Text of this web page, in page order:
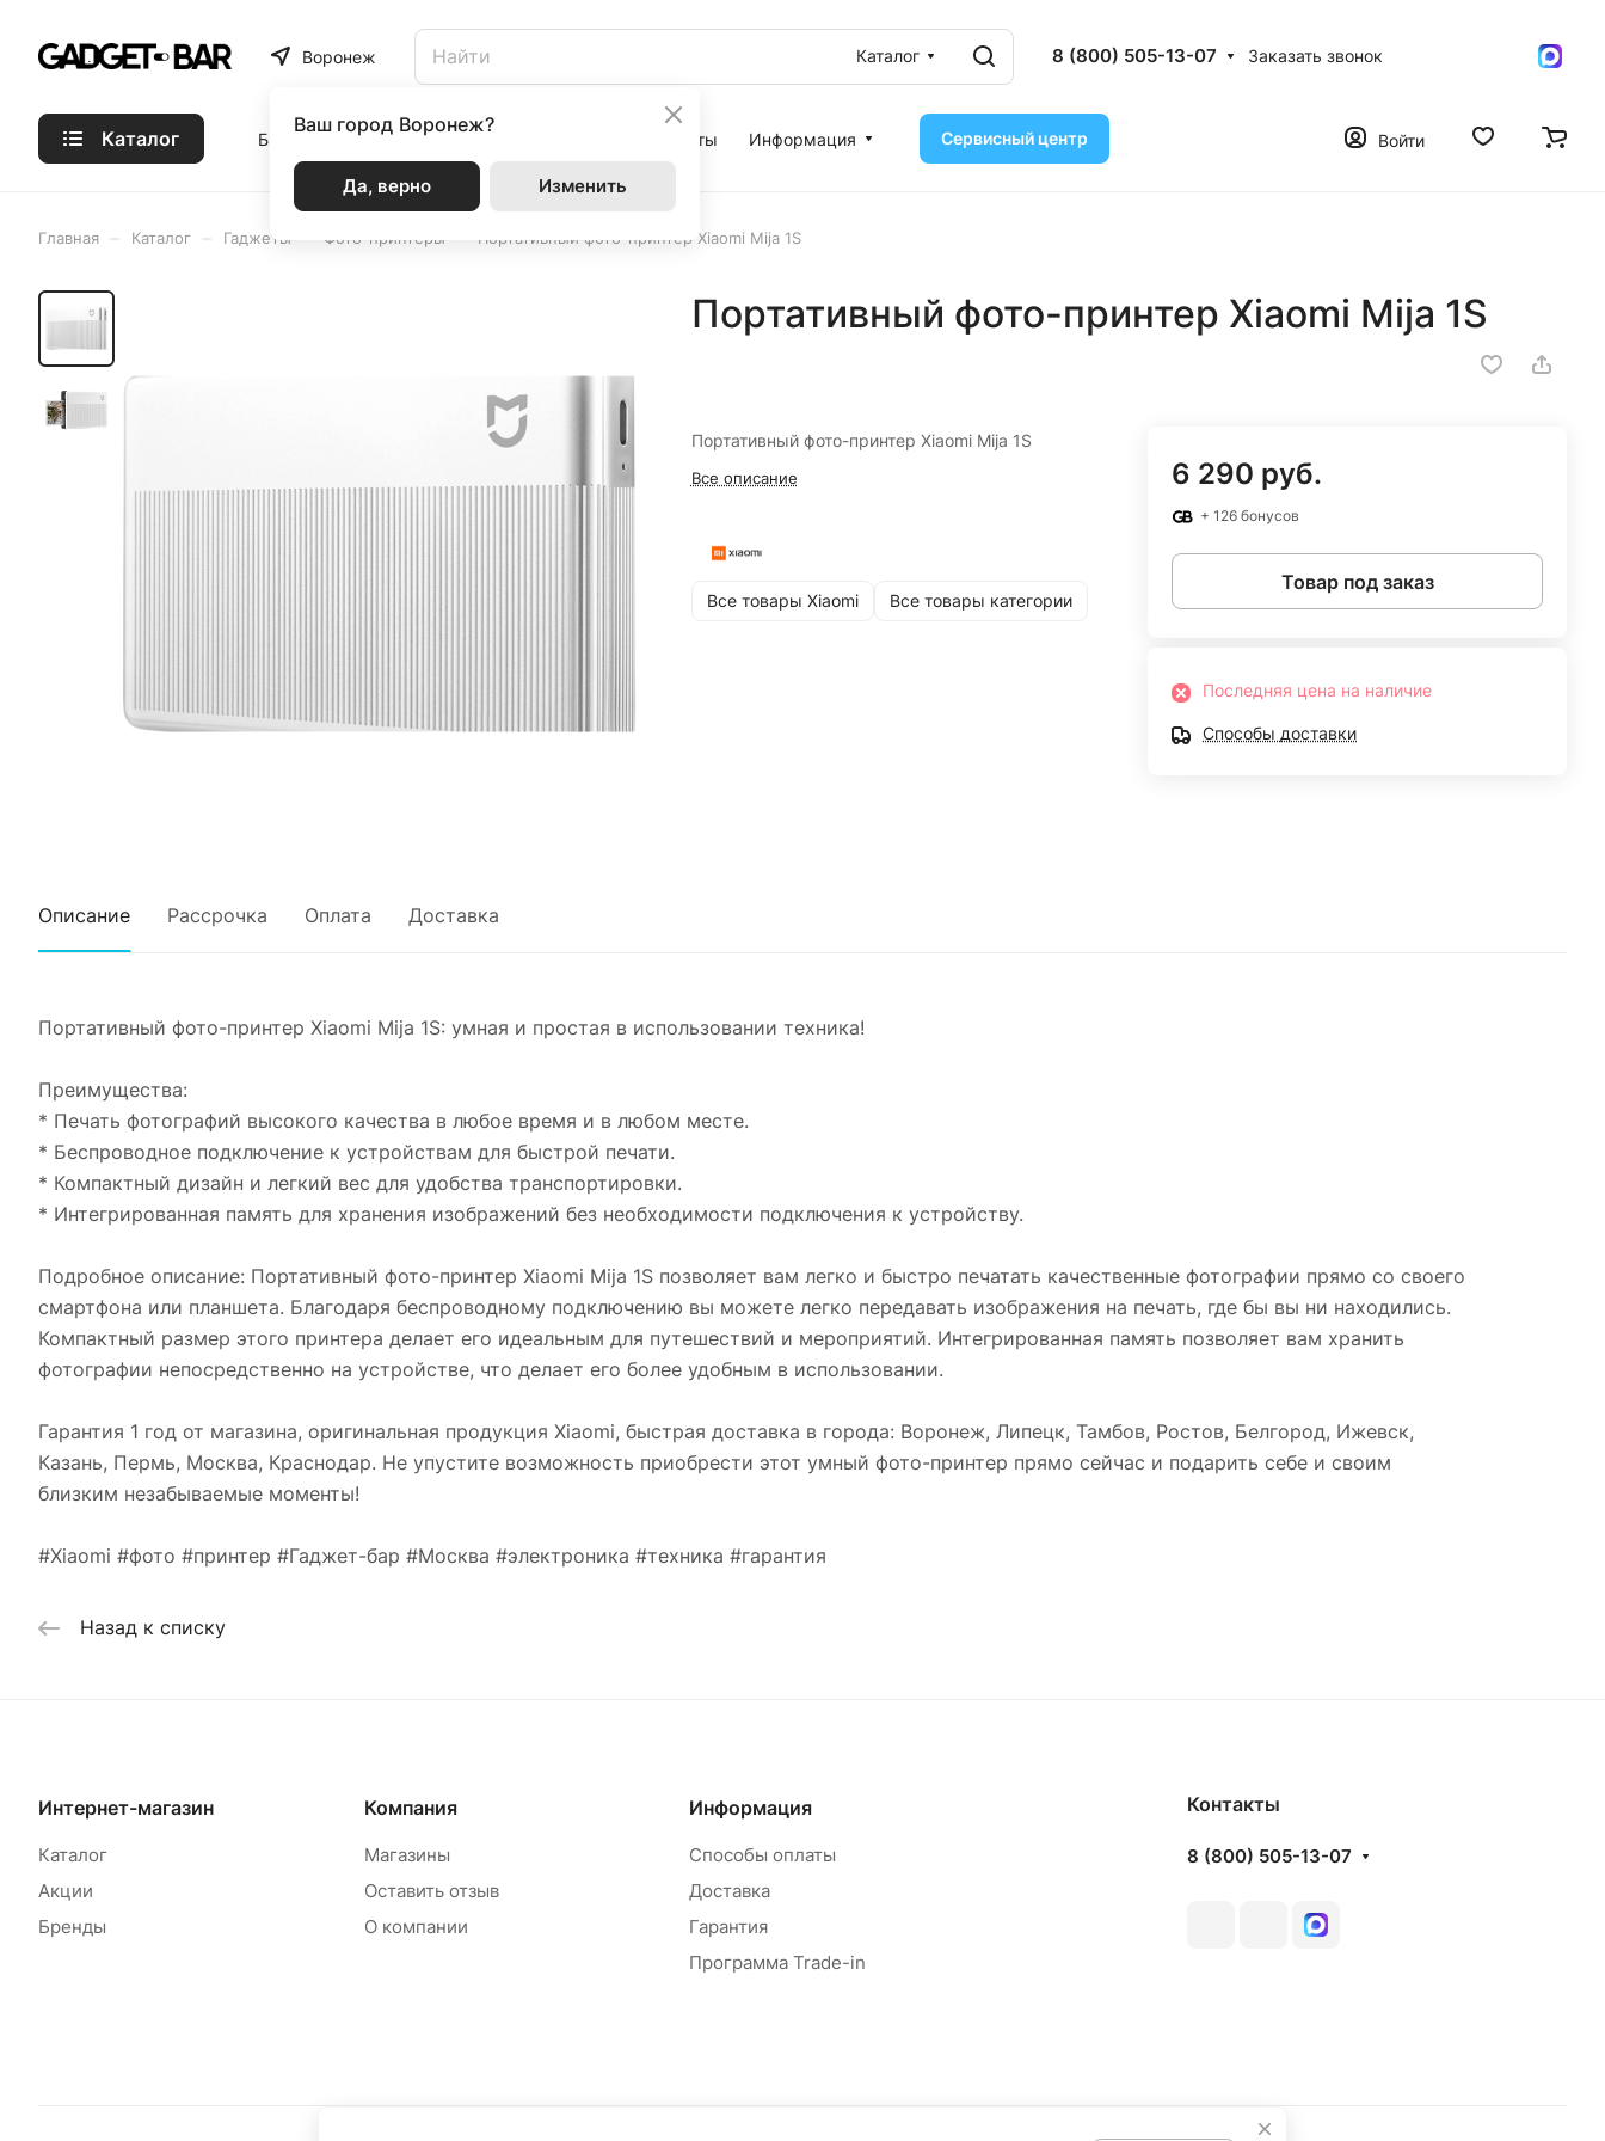
Воронеж
Ваш город Воронеж?
Да, верно Изменить
Каталог 8 (800) 505-13-07 Заказать звонок
Каталог Бренды Статьи Акции Контакты Информация Сервисный центр Войти
Главная Каталог Гаджеты Фото-принтеры Портативный фото-принтер Xiaomi Mija 1S
Портативный фото-принтер Xiaomi Mija 1S
Портативный фото-принтер Xiaomi Mija 1S
Все описание
Все товары Xiaomi Все товары категории
6 290 руб.
+ 126 бонусов
Товар под заказ
Последняя цена на наличие
Способы доставки
Описание Рассрочка Оплата Доставка
Портативный фото-принтер Xiaomi Mija 1S: умная и простая в использовании техника!
Преимущества:
* Печать фотографий высокого качества в любое время и в любом месте.
* Беспроводное подключение к устройствам для быстрой печати.
* Компактный дизайн и легкий вес для удобства транспортировки.
* Интегрированная память для хранения изображений без необходимости подключения к устройству.
Подробное описание: Портативный фото-принтер Xiaomi Mija 1S позволяет вам легко и быстро печатать качественные фотографии прямо со своего
смартфона или планшета. Благодаря беспроводному подключению вы можете легко передавать изображения на печать, где бы вы ни находились.
Компактный размер этого принтера делает его идеальным для путешествий и мероприятий. Интегрированная память позволяет вам хранить
фотографии непосредственно на устройстве, что делает его более удобным в использовании.
Гарантия 1 год от магазина, оригинальная продукция Xiaomi, быстрая доставка в города: Воронеж, Липецк, Тамбов, Ростов, Белгород, Ижевск,
Казань, Пермь, Москва, Краснодар. Не упустите возможность приобрести этот умный фото-принтер прямо сейчас и подарить себе и своим
близким незабываемые моменты!
#Xiaomi #фото #принтер #Гаджет-бар #Москва #электроника #техника #гарантия
Назад к списку
Интернет-магазин
Каталог
Акции
Бренды
Компания
Магазины
Оставить отзыв
О компании
Информация
Способы оплаты
Доставка
Гарантия
Программа Trade-in
Контакты
8 (800) 505-13-07